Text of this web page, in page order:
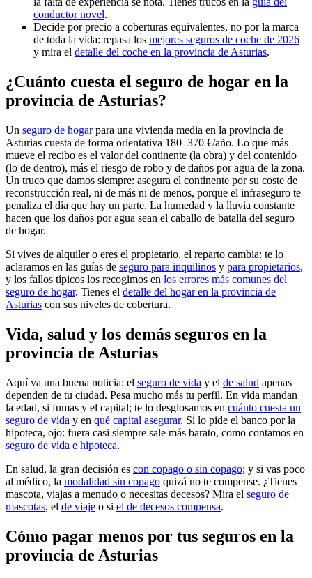
conductor novel.
Decide por precio a coberturas equivalentes, no por la marca
de toda la vida: repasa los mejores seguros de coche de 2026
y mira el detalle del coche en la provincia de Asturias.
¿Cuánto cuesta el seguro de hogar en la
provincia de Asturias?
Un seguro de hogarpara una vivienda media en la provincia de
Asturias cuesta de forma orientativa 180–370 €/año. Lo que más
mueve el recibo es el valor del continente (la obra) y del contenido
(lo de dentro), más el riesgo de robo y de daños por agua de la zona.
Un truco que damos siempre: asegura el continente por su coste de
reconstrucción real, ni de más ni de menos, porque el infraseguro te
penaliza el día que hay un parte. La humedad y la lluvia constante
hacen que los daños por agua sean el caballo de batalla del seguro
de hogar.
Si vives de alquiler o eres el propietario, el reparto cambia: te lo
aclaramos en las guías de seguro para inquilinos y para propietarios,
y los fallos típicos los recogimos en los errores más comunes del
seguro de hogar. Tienes el detalle del hogar en la provincia de
Asturias con sus niveles de cobertura.
Vida, salud y los demás seguros en la
provincia de Asturias
Aquí va una buena noticia: el seguro de vida y el de salud apenas
dependen de tu ciudad. Pesa mucho más tu perfil. En vida mandan
la edad, si fumas y el capital; te lo desglosamos en cuánto cuesta un
seguro de vida y en qué capital asegurar. Si lo pide el banco por la
hipoteca, ojo: fuera casi siempre sale más barato, como contamos en
seguro de vida e hipoteca.
En salud, la gran decisión es con copago o sin copago; y si vas poco
al médico, la modalidad sin copago quizá no te compense. ¿Tienes
mascota, viajas a menudo o necesitas decesos? Mira el seguro de
mascotas, el de viaje o si el de decesos compensa.
Cómo pagar menos por tus seguros en la
provincia de Asturias